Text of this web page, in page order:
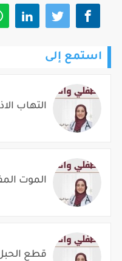
استمع إلى
التهاب
الموت
قطع